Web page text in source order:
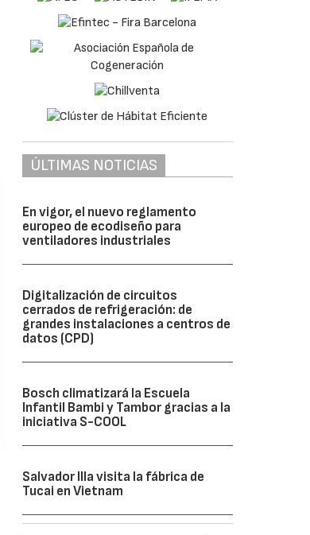
ÚLTIMAS NOTICIAS
En vigor, el nuevo reglamento
europeo de ecodiseño para
ventiladores industriales
Digitalización de circuitos
cerrados de refrigeración: de
grandes instalaciones a centros de
datos (CPD)
Bosch climatizará la Escuela
Infantil Bambi y Tambor gracias a la
iniciativa S-COOL
Salvador Illa visita la fábrica de
Tucai en Vietnam